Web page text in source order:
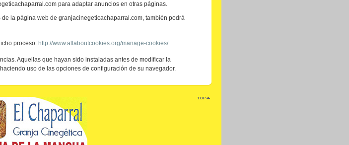
para adaptar anuncios en otras páginas.
la página web de granjacinegeticachaparral.com, también podrá
proceso: http://www.allaboutcookies.org/manage-cookies/
Aquellas que hayan sido instaladas antes de modificar la
uso de las opciones de configuración de su navegador.